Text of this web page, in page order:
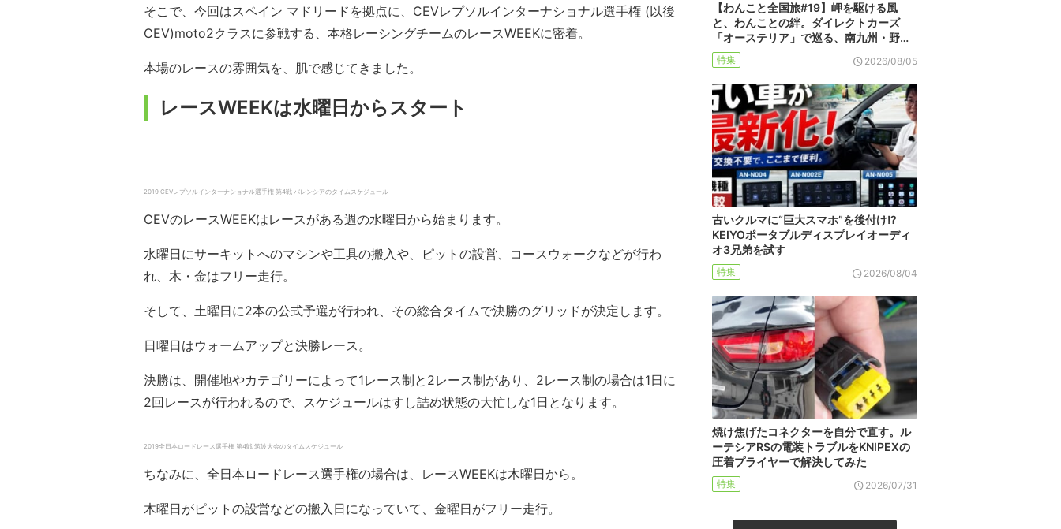
そこで、今回はスペイン マドリードを拠点に、CEVレプソルインターナショナル選手権 (以後
CEV)moto2クラスに参戦する、本格レーシングチームのレースWEEKに密着。
本場のレースの雰囲気を、肌で感じてきました。
レースWEEKは水曜日からスタート
2019 CEVレプソルインターナショナル選手権 第4戦 バレンシアのタイムスケジュール
CEVのレースWEEKはレースがある週の水曜日から始まります。
水曜日にサーキットへのマシンや工具の搬入や、ピットの設営、コースウォークなどが行わ
れ、木・金はフリー走行。
そして、土曜日に2本の公式予選が行われ、その総合タイムで決勝のグリッドが決定します。
日曜日はウォームアップと決勝レース。
決勝は、開催地やカテゴリーによって1レース制と2レース制があり、2レース制の場合は1日に
2回レースが行われるので、スケジュールはすし詰め状態の大忙しな1日となります。
2019全日本ロードレース選手権 第4戦 筑波大会のタイムスケジュール
ちなみに、全日本ロードレース選手権の場合は、レースWEEKは木曜日から。
木曜日がピットの設営などの搬入日になっていて、金曜日がフリー走行。
【わんこと全国旅#19】岬を駆ける風
と、わんことの絆。ダイレクトカーズ
「オーステリア」で巡る、南九州・野…
特集 2026/08/05
古いクルマに“巨大スマホ”を後付け!?
KEIYOポータブルディスプレイオーディ
オ3兄弟を試す
特集 2026/08/04
焼け焦げたコネクターを自分で直す。ル
ーテシアRSの電装トラブルをKNIPEXの
圧着プライヤーで解決してみた
特集 2026/07/31